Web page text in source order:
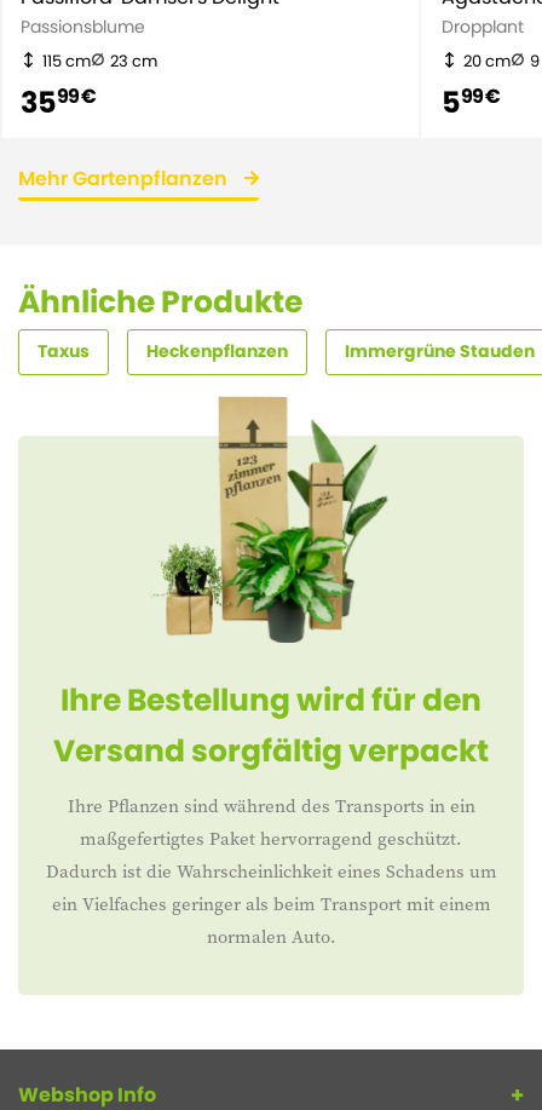
Passionsblume
115 cm 23 cm
3599 €
Dropplant
20 cm
599 €
Mehr Gartenpflanzen
Ähnliche Produkte
Taxus Heckenpflanzen Immergrüne Stauden
Ihre Bestellung wird für den
Versand sorgfältig verpackt
Ihre Pflanzen sind während des Transports in ein
maßgefertigtes Paket hervorragend geschützt.
Dadurch ist die Wahrscheinlichkeit eines Schadens um
ein Vielfaches geringer als beim Transport mit einem
normalen Auto.
Webshop Info